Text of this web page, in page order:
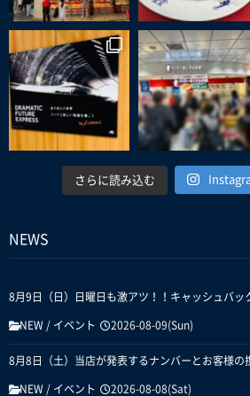
さらに読み込む
NEWS
8月9日（日）日曜日も激アツ！！キャッシュバッ
NEW / イベント 2026-08-09(Sun)
8月8日（土）当店が発表するナンバーとお客様の
NEW / イベント 2026-08-08(Sat)